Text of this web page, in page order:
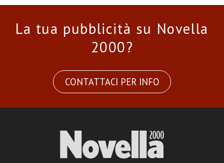
La tua pubblicità su Novella
2000?
CONTATTACI PER INFO